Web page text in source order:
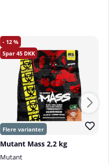
12
45
Mutant Mass 2,2 kg
Mutant